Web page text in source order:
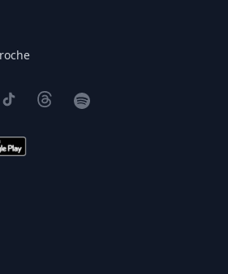
TikTokThreadsSpotify
Play
journalistique